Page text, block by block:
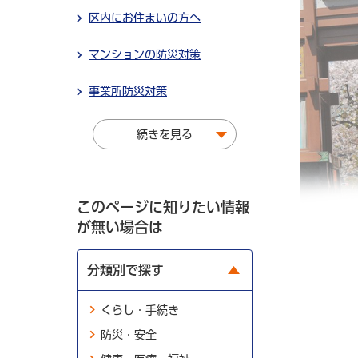
区内にお住まいの方へ
マンションの防災対策
事業所防災対策
続きを見る
このページに知りたい情報
が無い場合は
分類別で探す
くらし・手続き
防災・安全